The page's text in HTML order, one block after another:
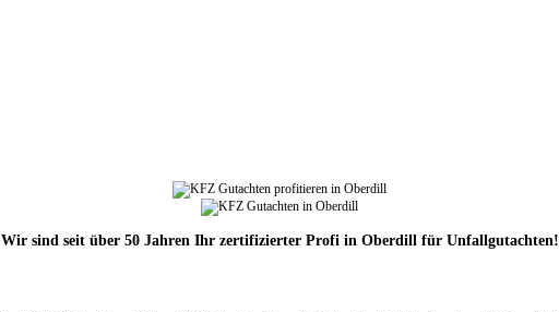
Wir sind seit über 50 Jahren Ihr zertifizierter Profi in Oberdill für Unfallgutachten!